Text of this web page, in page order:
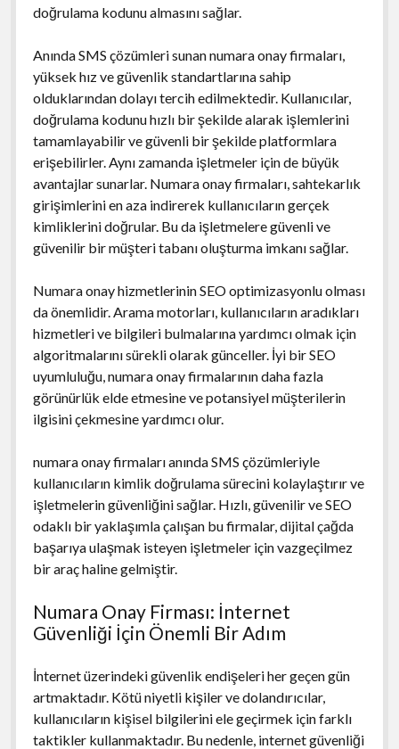
doğrulama kodunu almasını sağlar.
Anında SMS çözümleri sunan numara onay firmaları,
yüksek hız ve güvenlik standartlarına sahip
olduklarından dolayı tercih edilmektedir. Kullanıcılar,
doğrulama kodunu hızlı bir şekilde alarak işlemlerini
tamamlayabilir ve güvenli bir şekilde platformlara
erişebilirler. Aynı zamanda işletmeler için de büyük
avantajlar sunarlar. Numara onay firmaları, sahtekarlık
girişimlerini en aza indirerek kullanıcıların gerçek
kimliklerini doğrular. Bu da işletmelere güvenli ve
güvenilir bir müşteri tabanı oluşturma imkanı sağlar.
Numara onay hizmetlerinin SEO optimizasyonlu olması
da önemlidir. Arama motorları, kullanıcıların aradıkları
hizmetleri ve bilgileri bulmalarına yardımcı olmak için
algoritmalarını sürekli olarak günceller. İyi bir SEO
uyumluluğu, numara onay firmalarının daha fazla
görünürlük elde etmesine ve potansiyel müşterilerin
ilgisini çekmesine yardımcı olur.
numara onay firmaları anında SMS çözümleriyle
kullanıcıların kimlik doğrulama sürecini kolaylaştırır ve
işletmelerin güvenliğini sağlar. Hızlı, güvenilir ve SEO
odaklı bir yaklaşımla çalışan bu firmalar, dijital çağda
başarıya ulaşmak isteyen işletmeler için vazgeçilmez
bir araç haline gelmiştir.
Numara Onay Firması: İnternet
Güvenliği İçin Önemli Bir Adım
İnternet üzerindeki güvenlik endişeleri her geçen gün
artmaktadır. Kötü niyetli kişiler ve dolandırıcılar,
kullanıcıların kişisel bilgilerini ele geçirmek için farklı
taktikler kullanmaktadır. Bu nedenle, internet güvenliği